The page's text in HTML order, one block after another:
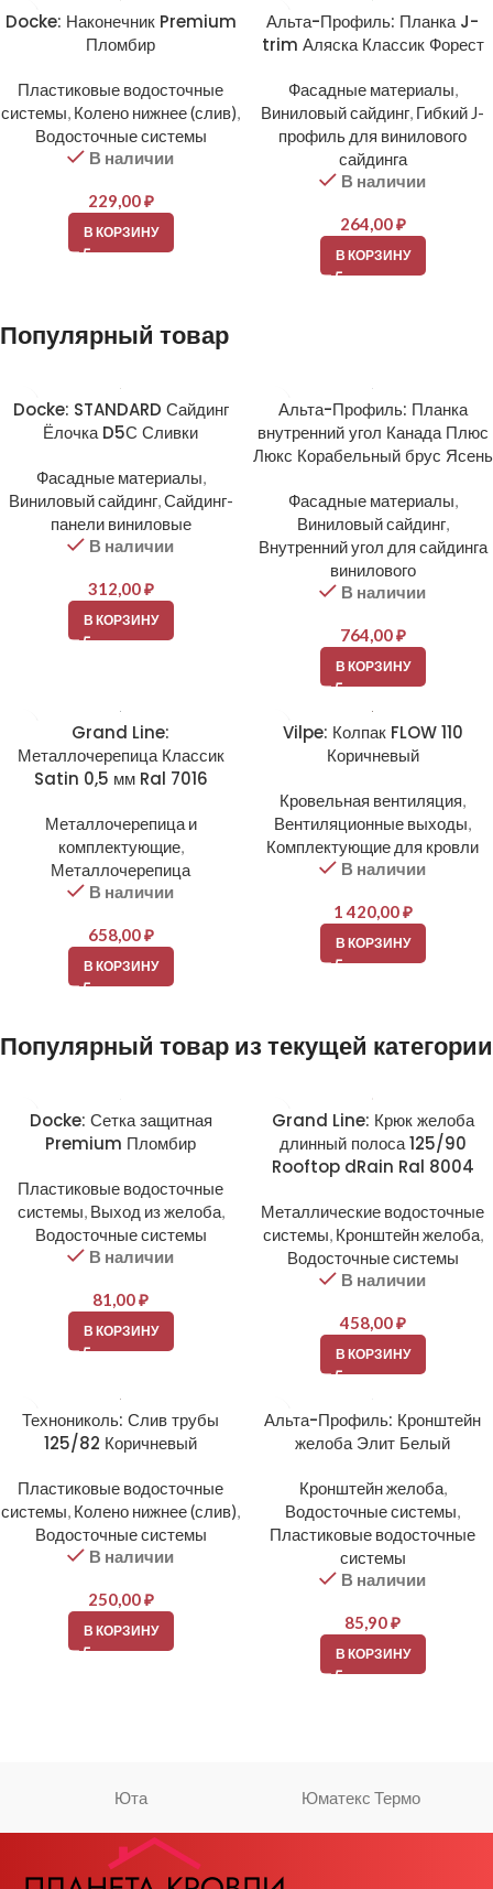
Docke: Наконечник Premium
Пломбир
Пластиковые водосточные
системы, Колено нижнее (слив),
Водосточные системы
В наличии
229,00₽
В КОРЗИНУ
Альта-Профиль: Планка J-
trim Аляска Классик Форест
Фасадные материалы,
Виниловый сайдинг, Гибкий J-
профиль для винилового
сайдинга
В наличии
264,00₽
В КОРЗИНУ
Популярный товар
Docke: STANDARD Сайдинг
Ёлочка D5С Сливки
Фасадные материалы,
Виниловый сайдинг,Сайдинг-
панели виниловые
В наличии
312,00₽
В КОРЗИНУ
Альта-Профиль: Планка
внутренний угол Канада Плюс
Люкс Корабельный брус Ясень
Фасадные материалы,
Виниловый сайдинг,
Внутренний угол для сайдинга
винилового
В наличии
764,00₽
В КОРЗИНУ
Grand Line:
Металлочерепица Классик
Satin 0,5 мм Ral 7016
Металлочерепица и
комплектующие,
Металлочерепица
В наличии
658,00₽
В КОРЗИНУ
Vilpe: Колпак FLOW 110
Коричневый
Кровельная вентиляция,
Вентиляционные выходы,
Комплектующие для кровли
В наличии
1 420,00₽
В КОРЗИНУ
Популярный товар из текущей категории
Docke: Сетка защитная
Premium Пломбир
Пластиковые водосточные
системы, Выход из желоба,
Водосточные системы
В наличии
81,00₽
В КОРЗИНУ
Grand Line: Крюк желоба
длинный полоса 125/90
Rooftop dRain Ral 8004
Металлические водосточные
системы, Кронштейн желоба,
Водосточные системы
В наличии
458,00₽
В КОРЗИНУ
Технониколь: Слив трубы
125/82 Коричневый
Пластиковые водосточные
системы, Колено нижнее (слив),
Водосточные системы
В наличии
250,00₽
В КОРЗИНУ
Альта-Профиль: Кронштейн
желоба Элит Белый
Кронштейн желоба,
Водосточные системы,
Пластиковые водосточные
системы
В наличии
85,90₽
В КОРЗИНУ
Юта Юматекс Термо